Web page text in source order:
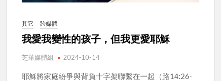
其它 跨媒體
我愛我變性的孩子，但我更愛耶穌
芝華媒體組 2024-10-14
耶穌將家庭紛爭與背負十字架聯繫在一起（路14:26-